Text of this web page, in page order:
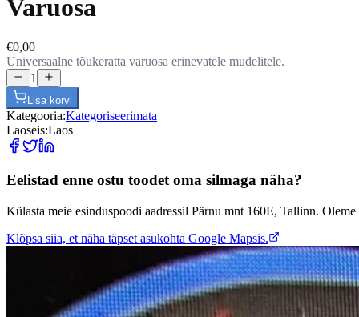
Varuosa
€0,00
Universaalne tõukeratta varuosa erinevatele mudelitele.
1
Lisa korvi
Kategooria:Kategoriseerimata
Laoseis:Laos
Eelistad enne ostu toodet oma silmaga näha?
Külasta meie esinduspoodi aadressil Pärnu mnt 160E, Tallinn.
Klõpsa siia, et näha täpset asukohta Google Mapsis.